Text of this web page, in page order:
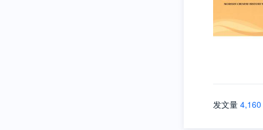
发文量 4,160